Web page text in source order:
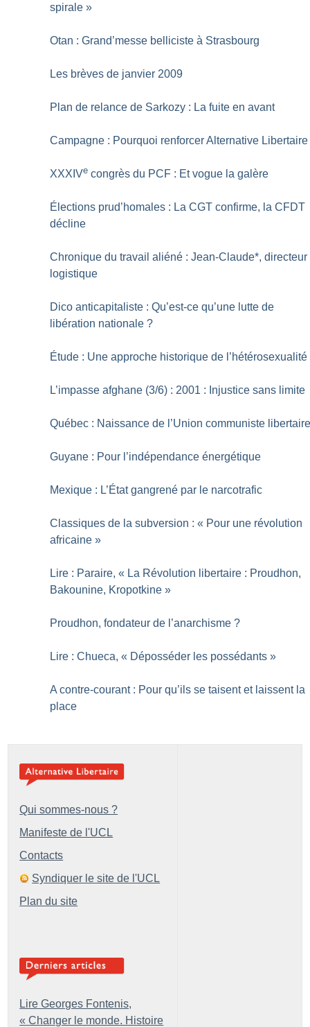
spirale »
Otan : Grand’messe belliciste à Strasbourg
Les brèves de janvier 2009
Plan de relance de Sarkozy : La fuite en avant
Campagne : Pourquoi renforcer Alternative Libertaire
XXXIVe congrès du PCF : Et vogue la galère
Élections prud’homales : La CGT confirme, la CFDT
décline
Chronique du travail aliéné : Jean-Claude*, directeur
logistique
Dico anticapitaliste : Qu’est-ce qu’une lutte de
libération nationale ?
Étude : Une approche historique de l’hétérosexualité
L’impasse afghane (3/6) : 2001 : Injustice sans limite
Québec : Naissance de l’Union communiste
Guyane : Pour l’indépendance énergétique
Mexique : L’État gangrené par le narcotrafic
Classiques de la subversion : « Pour une révolution
africaine »
Lire : Paraire, « La Révolution libertaire : Proudhon,
Bakounine, Kropotkine »
Proudhon, fondateur de l’anarchisme ?
Lire : Chueca, « Déposséder les possédants »
A contre-courant : Pour qu’ils se taisent et laissent la
place
Qui sommes-nous ?
Manifeste de l'UCL
Contacts
Syndiquer le site de l'UCL
Plan du site
Lire Georges Fontenis,
« Changer le monde. Histoire